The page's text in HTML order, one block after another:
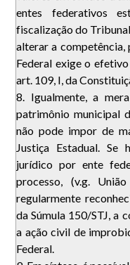
entes federativos
fiscalização do
alterar a competência,
Federal exige o
art. 109, I, da
8. Igualmente, a
patrimônio municipal
não pode impor de
Justiça Estadual. Se
jurídico por ente
processo, (v.g.
regularmente
da Súmula 150/STJ, a
a ação civil de
Federal.